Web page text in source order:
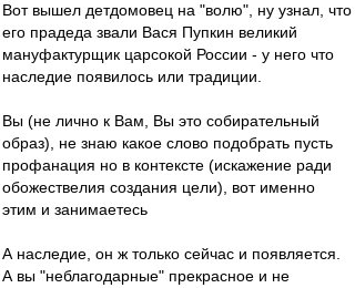
Вот вышел детдомовец на "волю", ну узнал, что
его прадеда звали Вася Пупкин великий
мануфактурщик царсокой России - у него что
наследие появилось или традиции.
Вы (не лично к Вам, Вы это собирательный
образ), не знаю какое слово подобрать пусть
профанация но в контексте (искажение ради
обожествелия создания цели), вот именно
этим и занимаетесь
А наследие, он ж только сейчас и появляется.
А вы "неблагодарные" прекрасное и не